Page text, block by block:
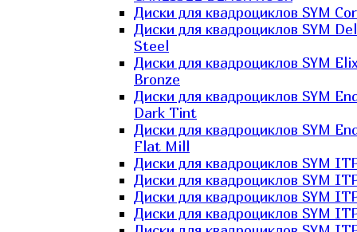
Диски для квадроциклов SYM
Диски для квадроциклов SYM
Steel
Диски для квадроциклов SYM
Bronze
Диски для квадроциклов SYM
Dark Tint
Диски для квадроциклов SYM
Flat Mill
Диски для квадроциклов SYM
Диски для квадроциклов SYM
Диски для квадроциклов SYM
Диски для квадроциклов SYM